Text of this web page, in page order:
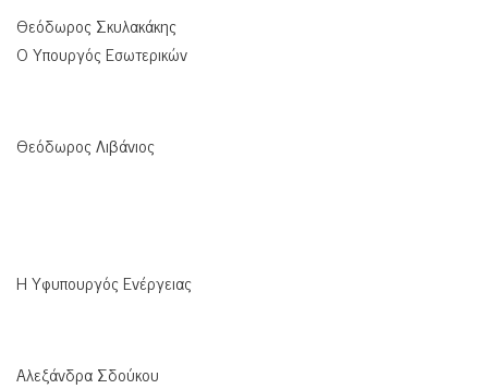
Θεόδωρος Σκυλακάκης
Ο Υπουργός Εσωτερικών
Θεόδωρος Λιβάνιος
Η Υφυπουργός Ενέργειας
Αλεξάνδρα Σδούκου